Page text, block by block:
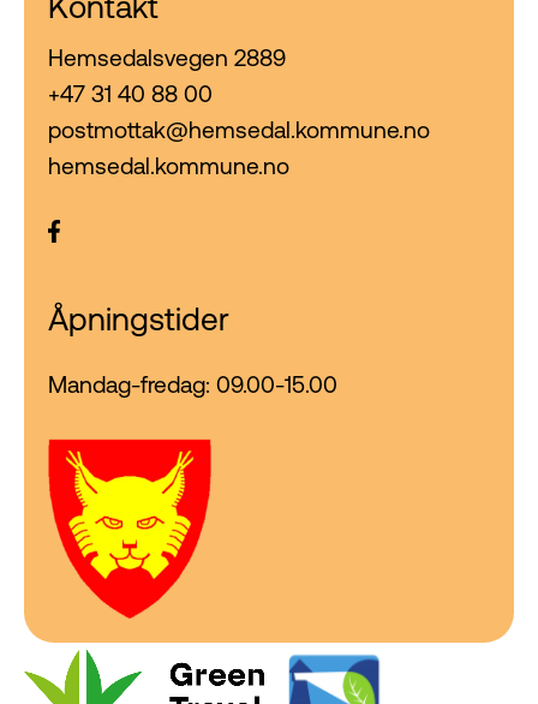
Hemsedalsvegen 2889
+47 31 40 88 00
postmottak@hemsedal.kommune.no
hemsedal.kommune.no
Åpningstider
Mandag-fredag: 09.00-15.00